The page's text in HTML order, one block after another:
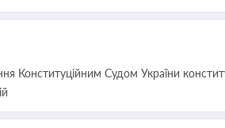
Конституційним Судом України